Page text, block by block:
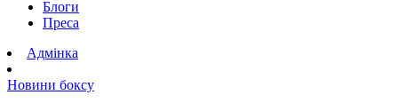
Блоги
Преса
Адмінка
Новини боксу